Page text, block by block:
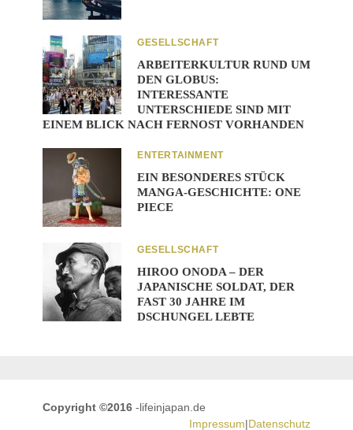
GESELLSCHAFT
ARBEITERKULTUR RUND UM
DEN GLOBUS:
INTERESSANTE
UNTERSCHIEDE SIND MIT
EINEM BLICK NACH FERNOST VORHANDEN
ENTERTAINMENT
EIN BESONDERES STÜCK
MANGA-GESCHICHTE: ONE
PIECE
GESELLSCHAFT
HIROO ONODA – DER
JAPANISCHE SOLDAT, DER
FAST 30 JAHRE IM
DSCHUNGEL LEBTE
Copyright ©2016 -lifeinjapan.de
Impressum|Datenschutz